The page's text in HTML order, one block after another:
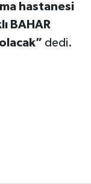
hastanesi
BAHAR
dedi.